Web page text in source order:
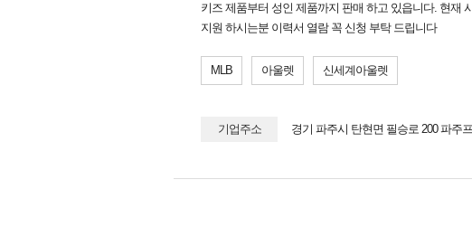
키즈 제품부터 성인 제품까지 판매 하고 있읍니다. 현재
지원 하시는분 이력서 열람 꼭 신청 부탁 드립니다
MLB 아울렛 신세계아울렛
기업주소 경기 파주시 탄현면 필승로 200 파주